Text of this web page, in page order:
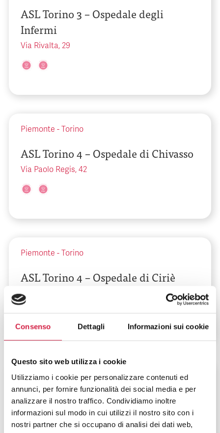
Consenso Dettagli Informazioni sui cookie
Questo sito web utilizza i cookie
Utilizziamo i cookie per personalizzare contenuti ed
annunci, per fornire funzionalità dei social media e per
analizzare il nostro traffico. Condividiamo inoltre
informazioni sul modo in cui utilizzi il nostro sito con i
nostri partner che si occupano di analisi dei dati web,
ASL Torino 3 – Ospedale degli
Infermi
Via Rivalta, 29
Piemonte - Torino
ASL Torino 4 – Ospedale di Chivasso
Via Paolo Regis, 42
Piemonte - Torino
ASL Torino 4 – Ospedale di Ciriè
Via Battitore, 7/9
Piemonte -Torino
ASL Torino 4 – Ospedale di Ivrea
Piazza della Credenza, 2